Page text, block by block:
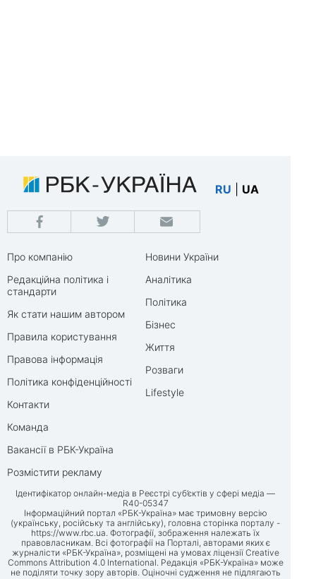
RU UA
Про компанію
Редакційна політика і
стандарти
Як стати нашим автором
Правила користування
Правова інформація
Політика конфіденційності
Контакти
Команда
Вакансії в РБК-Україна
Розмістити рекламу
Новини України
Аналітика
Політика
Бізнес
Життя
Розваги
Lifestyle
Ідентифікатор онлайн-медіа в Реєстрі суб’єктів у сфері медіа —
R40-05347
Інформаційний портал «РБК-Україна» має тримовну версію
(українську, російську та англійську), головна сторінка порталу -
https://www.rbc.ua. Фотографії, зображення належать їх
правовласникам. Всі фотографії на Порталі, авторами яких є
журналісти «РБК-Україна», розміщені на умовах ліцензії Creative
Commons Attribution 4.0 International. Редакція «РБК-Україна» може
не поділяти точку зору авторів. Оціночні судження не підлягають